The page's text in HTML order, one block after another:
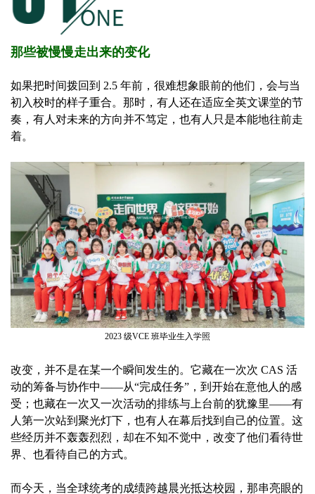
那些被慢慢走出来的变化
如果把时间拨回到 2.5 年前，很难想象眼前的他们，会与当
初入校时的样子重合。那时，有人还在适应全英文课堂的节
奏，有人对未来的方向并不笃定，也有人只是本能地往前走
着。
2023 级VCE 班毕业生入学照
改变，并不是在某一个瞬间发生的。它藏在一次次 CAS 活
动的筹备与协作中——从“完成任务”，到开始在意他人的感
受；也藏在一次又一次活动的排练与上台前的犹豫里——有
人第一次站到聚光灯下，也有人在幕后找到自己的位置。这
些经历并不轰轰烈烈，却在不知不觉中，改变了他们看待世
界、也看待自己的方式。
而今天，当全球统考的成绩跨越晨光抵达校园，那串亮眼的